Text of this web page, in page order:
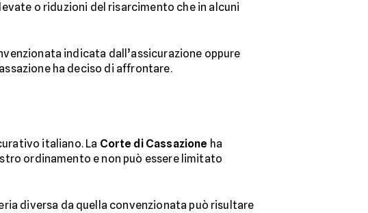
o riduzioni del risarcimento che in alcuni
indicata dall’assicurazione oppure
ha deciso di affrontare.
italiano. La Corte di Cassazione ha
ordinamento e non può essere limitato
diversa da quella convenzionata può risultare